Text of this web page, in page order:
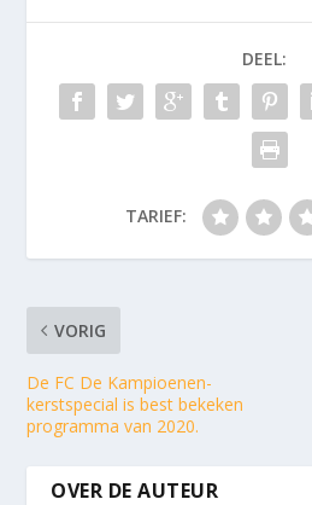
DEEL:
TARIEF:
VORIG
De FC De Kampioenen-
kerstspecial is best bekeken
programma van 2020.
OVER DE AUTEUR